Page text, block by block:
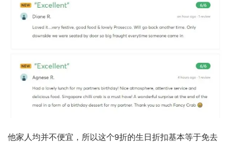
他家人均并不便宜，所以这个9折的生日折扣基本等于免去